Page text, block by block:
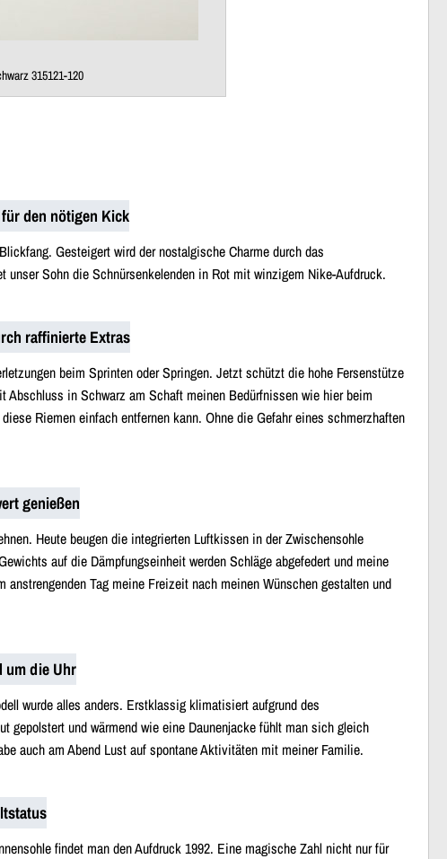
315121-120
den nötigen Kick
Gesteigert wird der nostalgische Charme durch das
unser Sohn die Schnürsenkelenden in Rot mit winzigem Nike-Aufdruck.
raffinierte Extras
beim Sprinten oder Springen. Jetzt schützt die hohe Fersenstütze
in Schwarz am Schaft meinen Bedürfnissen wie hier beim
Riemen einfach entfernen kann. Ohne die Gefahr eines schmerzhaften
genießen
Heute beugen die integrierten Luftkissen in der Zwischensohle
auf die Dämpfungseinheit werden Schläge abgefedert und meine
Tag meine Freizeit nach meinen Wünschen gestalten und
um die Uhr
wurde alles anders. Erstklassig klimatisiert aufgrund des
gepolstert und wärmend wie eine Daunenjacke fühlt man sich gleich
auch am Abend Lust auf spontane Aktivitäten mit meiner Familie.
findet man den Aufdruck 1992. Eine magische Zahl nicht nur für